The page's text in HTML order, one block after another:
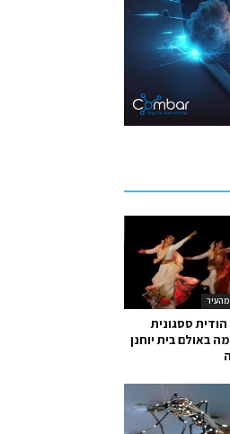
הודית ססגונית
באולם בית יוחנן